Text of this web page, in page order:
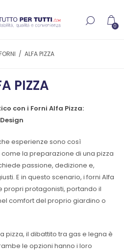
0
/ ALFA PIZZA
PIZZA
con i Forni Alfa Pizza:
esperienze sono così
la preparazione di una pizza
passione, dedizione e,
E in questo scenario, i forni Alfa
propri protagonisti, portando il
comfort del proprio giardino o
pizza, il dibattito tra gas e legna è
le opzioni hanno i loro